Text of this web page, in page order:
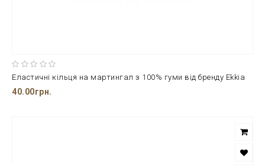
Еластичні кільця на мартингал з 100% гуми від бренду Ekkia
40.00грн.